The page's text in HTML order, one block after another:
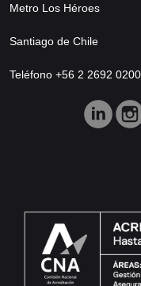
Metro Los Héroes
Santiago de Chile
Teléfono +56 2 2692 0200